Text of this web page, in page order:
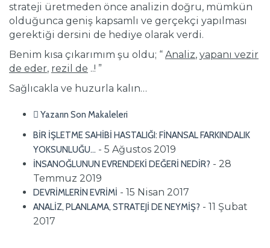
strateji üretmeden önce analizin doğru, mümkün
olduğunca geniş kapsamlı ve gerçekçi yapılması
gerektiği dersini de hediye olarak verdi.
Benim kısa çıkarımım şu oldu; “ Analiz, yapanı vezir
de eder, rezil de ..! ”
Sağlıcakla ve huzurla kalın…
Yazarın Son Makaleleri
BİR İŞLETME SAHİBİ HASTALIĞI: FİNANSAL FARKINDALIK
YOKSUNLUĞU… - 5 Ağustos 2019
İNSANOĞLUNUN EVRENDEKİ DEĞERİ NEDİR? - 28
Temmuz 2019
DEVRİMLERİN EVRİMİ - 15 Nisan 2017
ANALİZ, PLANLAMA, STRATEJİ DE NEYMİŞ? - 11 Şubat
2017